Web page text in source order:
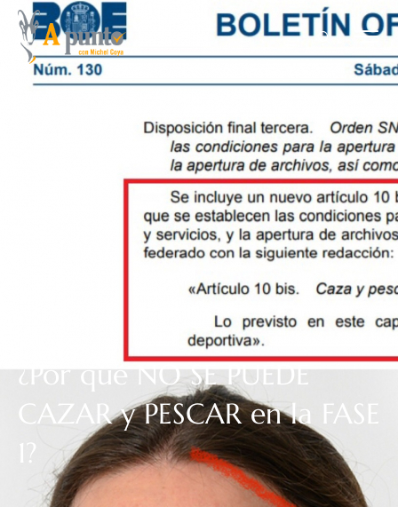
¿Por qué NO SE PUEDE
CAZAR y PESCAR en la FASE
1?